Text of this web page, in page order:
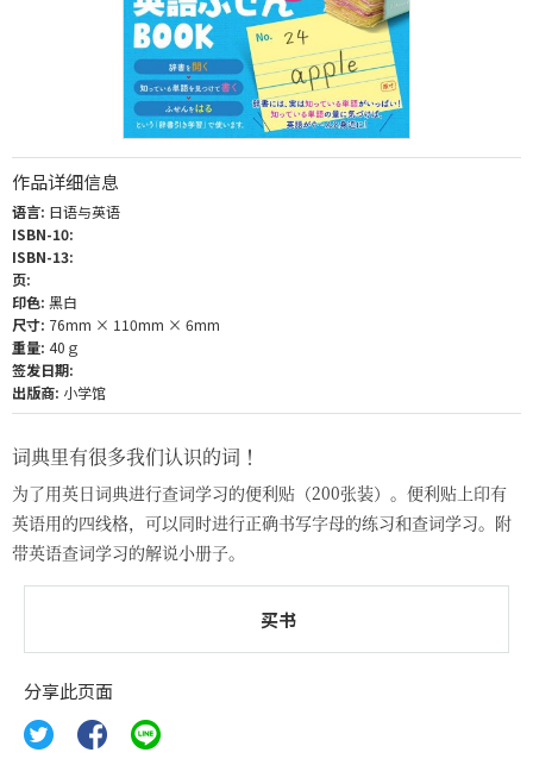
作品详细信息
语言: 日语与英语
ISBN-10:
ISBN-13:
页:
印色: 黑白
尺寸: 76mm × 110mm × 6mm
重量: 40ｇ
签发日期:
出版商: 小学馆
词典里有很多我们认识的词！
为了用英日词典进行查词学习的便利贴（200张装）。便利贴上印有
英语用的四线格，可以同时进行正确书写字母的练习和查词学习。附
带英语查词学习的解说小册子。
买书
分享此页面